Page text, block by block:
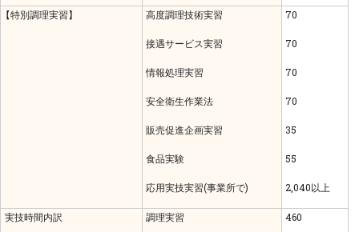
【特別調理実習】 高度調理技術実習 70
接遇サービス実習 70
情報処理実習 70
安全衛生作業法 70
販売促進企画実習 35
食品実験 55
応用実技実習(事業所で) 2,040以上
実技時間内訳 調理実習 460